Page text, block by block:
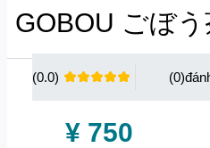
(0)
(0.0)
¥ 750
GOBOU ごぼう